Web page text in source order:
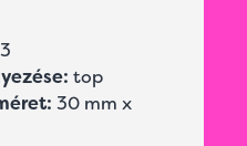
top
30 mm x